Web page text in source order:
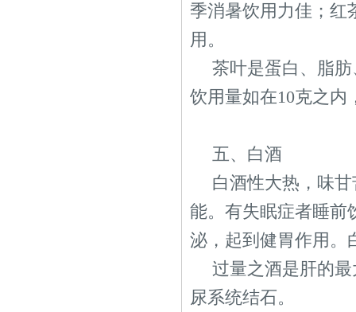
季消暑饮用力佳；红
用。
茶叶是蛋白、脂
饮用量如在10克之内
五、白酒
白酒性大热，味
能。有失眠症者睡前
泌，起到健胃作用。
过量之酒是肝的
尿系统结石。